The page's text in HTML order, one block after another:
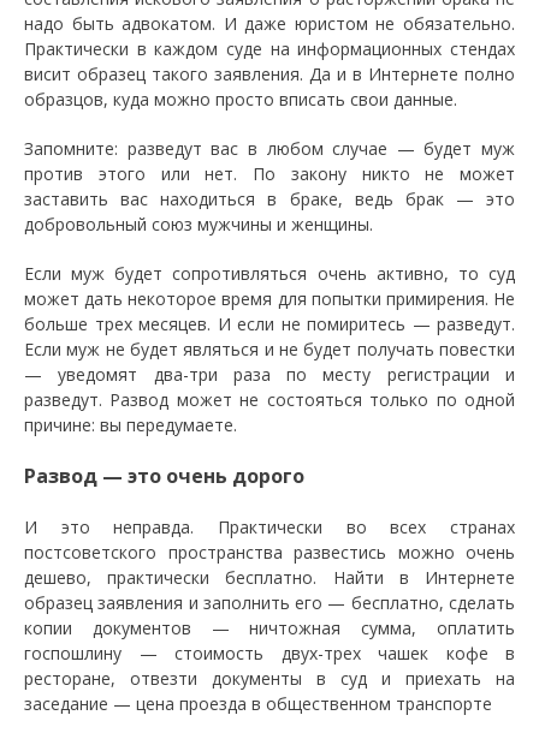
надо быть адвокатом. И даже юристом не обязательно.
Практически в каждом суде на информационных стендах
висит образец такого заявления. Да и в Интернете полно
образцов, куда можно просто вписать свои данные.
Запомните: разведут вас в любом случае — будет муж
против этого или нет. По закону никто не может
заставить вас находиться в браке, ведь брак — это
добровольный союз мужчины и женщины.
Если муж будет сопротивляться очень активно, то суд
может дать некоторое время для попытки примирения. Не
больше трех месяцев. И если не помиритесь — разведут.
Если муж не будет являться и не будет получать повестки
— уведомят два-три раза по месту регистрации и
разведут. Развод может не состояться только по одной
причине: вы передумаете.
Развод — это очень дорого
И это неправда. Практически во всех странах
постсоветского пространства развестись можно очень
дешево, практически бесплатно. Найти в Интернете
образец заявления и заполнить его — бесплатно, сделать
копии документов — ничтожная сумма, оплатить
госпошлину — стоимость двух-трех чашек кофе в
ресторане, отвезти документы в суд и приехать на
заседание — цена проезда в общественном транспорте